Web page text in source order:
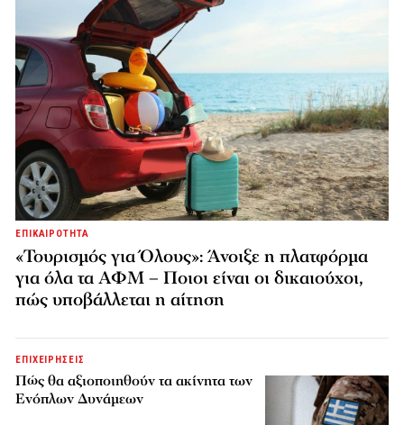
ΕΠΙΚΑΙΡΟΤΗΤΑ
«Τουρισμός για Όλους»: Άνοιξε η πλατφόρμα
για όλα τα ΑΦΜ – Ποιοι είναι οι δικαιούχοι,
πώς υποβάλλεται η αίτηση
ΕΠΙΧΕΙΡΗΣΕΙΣ
Πώς θα αξιοποιηθούν τα ακίνητα των
Ενόπλων Δυνάμεων